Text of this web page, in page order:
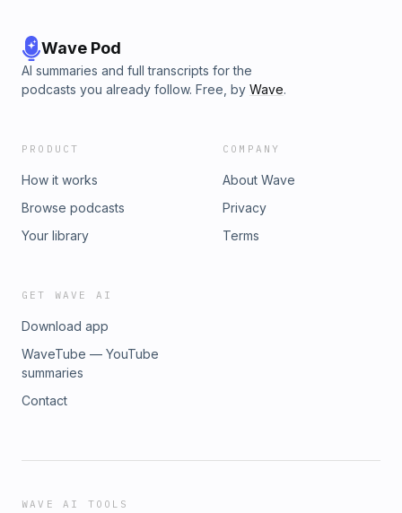
Wave Pod
AI summaries and full transcripts for the
podcasts you already follow. Free, by Wave.
PRODUCT
How it works
Browse podcasts
Your library
COMPANY
About Wave
Privacy
Terms
GET WAVE AI
Download app
WaveTube — YouTube
summaries
Contact
WAVE AI TOOLS